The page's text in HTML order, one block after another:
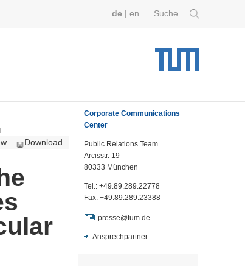
Suche
de en
Download
Corporate Communications
Center
Public Relations Team
Arcisstr. 19
80333 München
Tel.: +49.89.289.22778
Fax: +49.89.289.23388
presse@tum.de
Ansprechpartner